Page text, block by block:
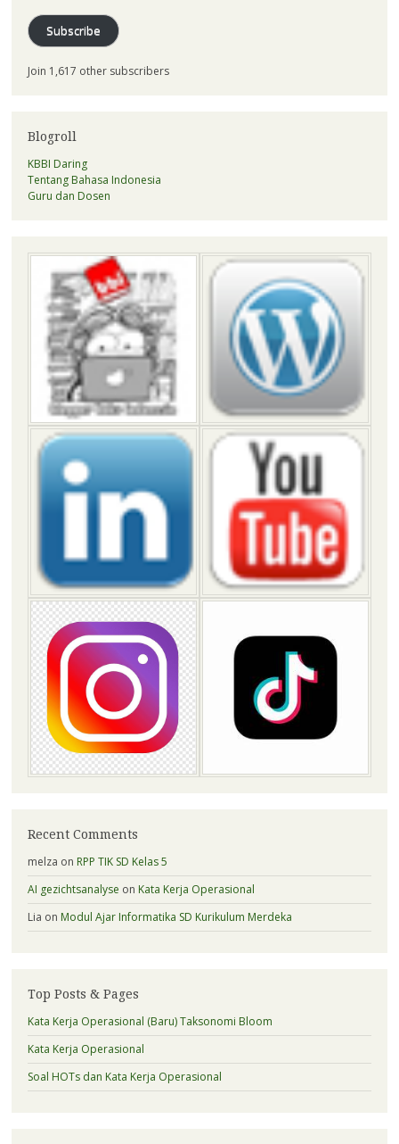
Subscribe
Join 1,617 other subscribers
Blogroll
KBBI Daring
Tentang Bahasa Indonesia
Guru dan Dosen
Recent Comments
melza on RPP TIK SD Kelas 5
AI gezichtsanalyse on Kata Kerja Operasional
Lia on Modul Ajar Informatika SD Kurikulum Merdeka
Top Posts & Pages
Kata Kerja Operasional (Baru) Taksonomi Bloom
Kata Kerja Operasional
Soal HOTs dan Kata Kerja Operasional